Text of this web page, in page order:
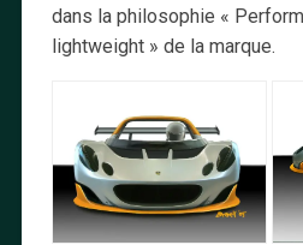
dans la philosophie «
lightweight » de la marque.